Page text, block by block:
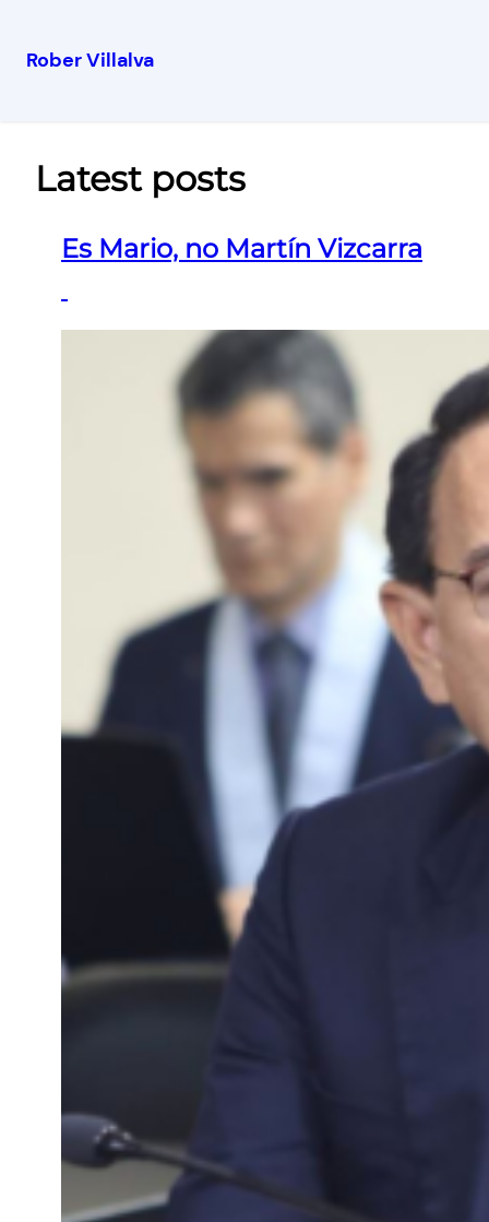
Rober Villalva
Latest posts
Es Mario, no Martín Vizcarra